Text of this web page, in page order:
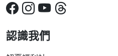
認識我們